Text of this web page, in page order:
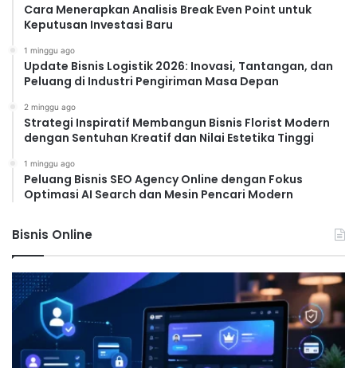
Cara Menerapkan Analisis Break Even Point untuk
Keputusan Investasi Baru
1 minggu ago
Update Bisnis Logistik 2026: Inovasi, Tantangan, dan
Peluang di Industri Pengiriman Masa Depan
2 minggu ago
Strategi Inspiratif Membangun Bisnis Florist Modern
dengan Sentuhan Kreatif dan Nilai Estetika Tinggi
1 minggu ago
Peluang Bisnis SEO Agency Online dengan Fokus
Optimasi AI Search dan Mesin Pencari Modern
Bisnis Online